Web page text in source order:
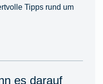
Tipps rund um
es darauf